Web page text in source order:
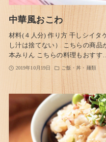
中華風おこわ
材料(４人分) 作り方 干しシイ
し汁は捨てない） こちらの商
本みりん こちらの料理もおすす…
2019年10月19日 ご飯・丼・麺類